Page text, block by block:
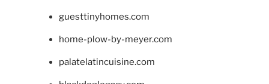
guesttinyhomes.com
home-plow-by-meyer.com
palatelatincuisine.com